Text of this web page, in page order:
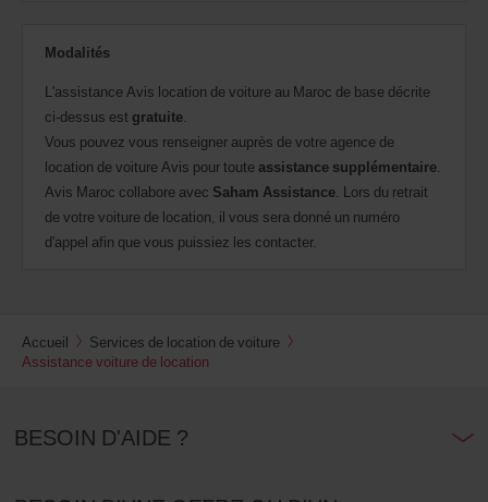
Modalités
L'assistance Avis location de voiture au Maroc de base décrite
ci-dessus est gratuite.
Vous pouvez vous renseigner auprès de votre agence de
location de voiture Avis pour touteassistance supplémentaire.
Avis Maroc collabore avec Saham Assistance. Lors du retrait
de votre voiture de location, il vous sera donné un numéro
d'appel afin que vous puissiez les contacter.
Accueil
Services de location de voiture
Assistance voiture de location
BESOIN D'AIDE ?